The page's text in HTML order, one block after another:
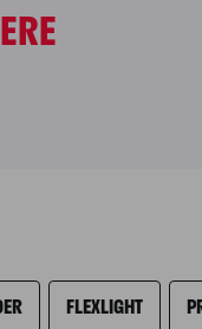
FLEXLIGHT